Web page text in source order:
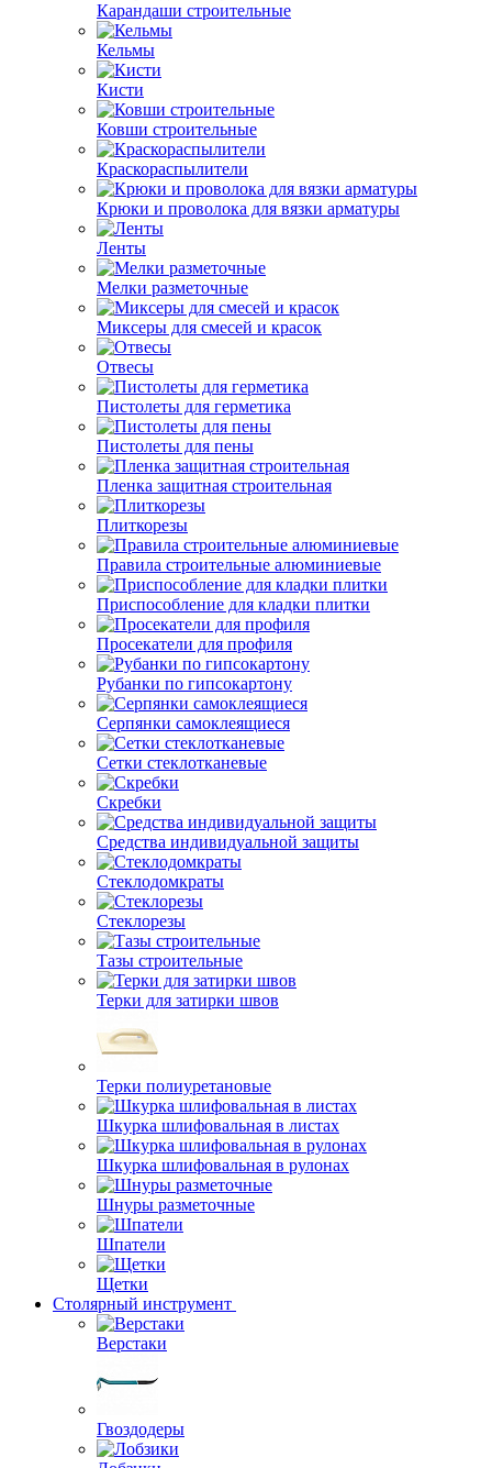
Карандаши строительные
Кельмы
Кисти
Ковши строительные
Краскораспылители
Крюки и проволока для вязки арматуры
Ленты
Мелки разметочные
Миксеры для смесей и красок
Отвесы
Пистолеты для герметика
Пистолеты для пены
Пленка защитная строительная
Плиткорезы
Правила строительные алюминиевые
Приспособление для кладки плитки
Просекатели для профиля
Рубанки по гипсокартону
Серпянки самоклеящиеся
Сетки стеклотканевые
Скребки
Средства индивидуальной защиты
Стеклодомкраты
Стеклорезы
Тазы строительные
Терки для затирки швов
Терки полиуретановые
Шкурка шлифовальная в листах
Шкурка шлифовальная в рулонах
Шнуры разметочные
Шпатели
Щетки
Столярный инструмент
Верстаки
Гвоздодеры